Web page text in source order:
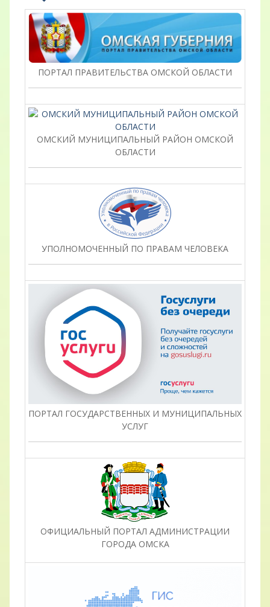
ПОРТАЛ ПРАВИТЕЛЬСТВА ОМСКОЙ ОБЛАСТИ
ОМСКИЙ МУНИЦИПАЛЬНЫЙ РАЙОН ОМСКОЙ
ОБЛАСТИ
УПОЛНОМОЧЕННЫЙ ПО ПРАВАМ ЧЕЛОВЕКА
ПОРТАЛ ГОСУДАРСТВЕННЫХ И МУНИЦИПАЛЬНЫХ
УСЛУГ
ОФИЦИАЛЬНЫЙ ПОРТАЛ АДМИНИСТРАЦИИ
ГОРОДА ОМСКА